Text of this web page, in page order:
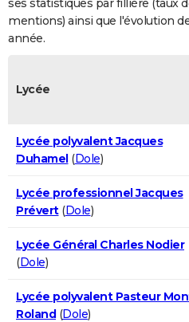
ses statistiques par fillière (taux
mentions) ainsi que l'évolution
année.
Lycée
Lycée polyvalent Jacques
Duhamel(Dole)
Lycée professionnel Jacques
Prévert(Dole)
Lycée Général Charles Nodier
(Dole)
Lycée polyvalent Pasteur
Roland(Dole)